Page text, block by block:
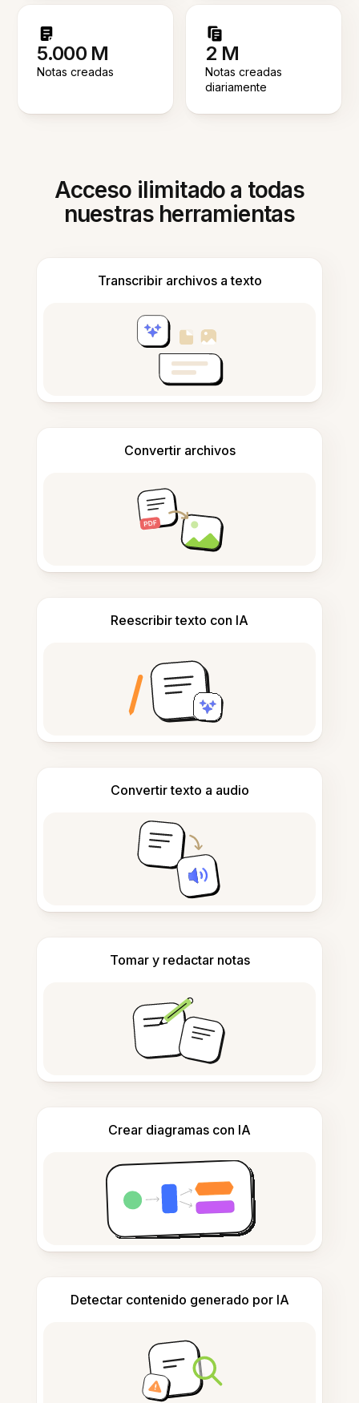
5.000 M
Notas creadas
2 M
Notas creadas
diariamente
Acceso ilimitado a todas
nuestras herramientas
Transcribir archivos a texto
Convertir archivos
Reescribir texto con IA
Convertir texto a audio
Tomar y redactar notas
Crear diagramas con IA
Detectar contenido generado por IA